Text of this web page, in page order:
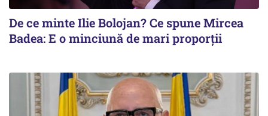
De ce minte Ilie Bolojan? Ce spune Mircea
Badea: E o minciună de mari proporții